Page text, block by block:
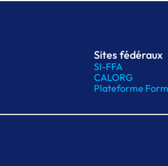
Sites fédéraux
SI-FFA
CALORG
Plateforme